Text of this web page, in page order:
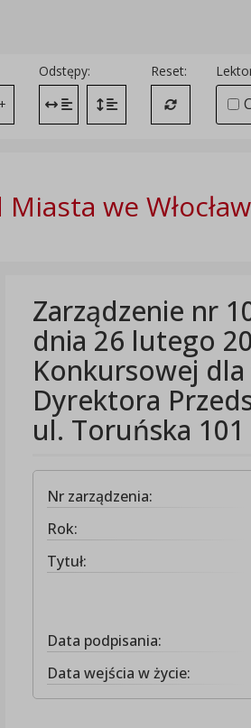
Odstępy:
Zmień odstęp między literami
Zmień interlinię i
Reset:
Przywróć
we
Zarządzenie nr
dnia 26 lutego
Konkursowej
Dyrektora
ul. Toruńska 101
Nr zarządzenia:
Rok:
Tytuł:
Data podpisania:
Data wejścia w życie: